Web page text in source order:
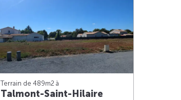
Terrain de 489m2 à
Talmont-Saint-Hilaire